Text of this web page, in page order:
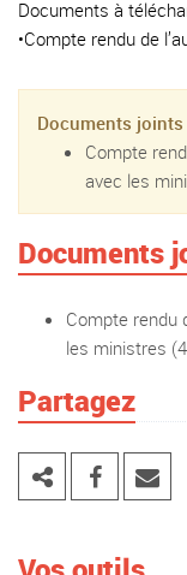
Documents à
•Compte rendu de
Documents
Compte
avec les
Documents
Compte rendu
les ministres
Partagez